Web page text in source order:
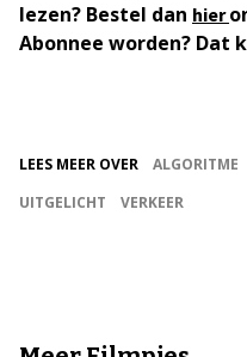
lezen? Bestel dan hier
Abonnee worden? Dat
LEES MEER OVER ALGORITME
UITGELICHT
VERKEER